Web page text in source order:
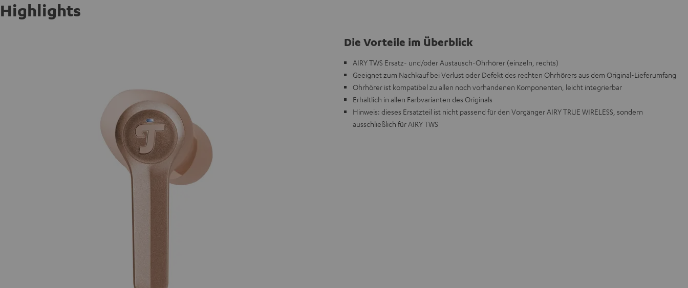
Highlights
Die Vorteile im Überblick
AIRY TWS Ersatz- und/oder Austausch-Ohrhörer (einzeln, rechts)
Geeignet zum Nachkauf bei Verlust oder Defekt des rechten Ohrhörers aus dem Original-Lieferumfang
Ohrhörer ist kompatibel zu allen noch vorhandenen Komponenten, leicht integrierbar
Erhältlich in allen Farbvarianten des Originals
Hinweis: dieses Ersatzteil ist nicht passend für den Vorgänger AIRY TRUE WIRELESS, sondern
ausschließlich für AIRY TWS